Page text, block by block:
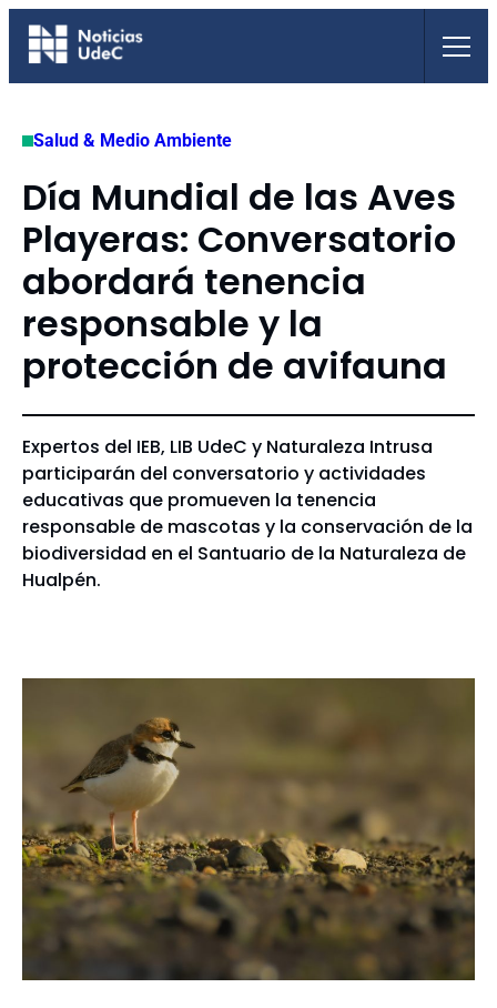
Saltar
Salud & Medio Ambiente
Día Mundial de las Aves
Playeras: Conversatorio
abordará tenencia
responsable y la
protección de avifauna
Expertos del IEB, LIB UdeC y Naturaleza Intrusa
participarán del conversatorio y actividades
educativas que promueven la tenencia
responsable de mascotas y la conservación de la
biodiversidad en el Santuario de la Naturaleza de
Hualpén.